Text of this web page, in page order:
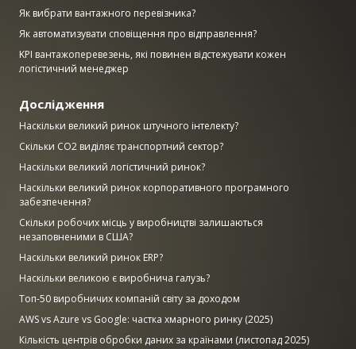
Як вибрати вантажного перевізника?
Як автоматизувати сповіщення про відправлення?
KPI вантажоперевезень, які повинен відстежувати кожен
логістичний менеджер
Дослідження
Наскільки великий ринок штучного інтелекту?
Скільки CO2 виділяє транспортний сектор?
Наскільки великий логістичний ринок?
Наскільки великий ринок корпоративного програмного
забезпечення?
Скільки робочих місць у виробництві залишаються
незаповненими в США?
Наскільки великий ринок ERP?
Наскільки великою є виробнича галузь?
Топ-50 виробничих компаній світу за доходом
AWS vs Azure vs Google: частка хмарного ринку (2025)
Кількість центрів обробки даних за країнами (листопад 2025)